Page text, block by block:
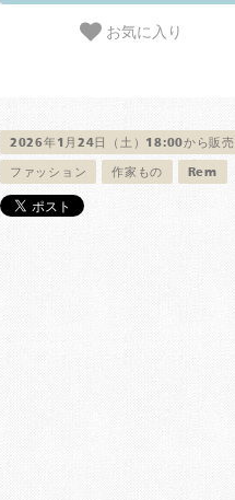
お気に入り
2026年1月24日（土）18:00から販売
ファッション 作家もの Rem